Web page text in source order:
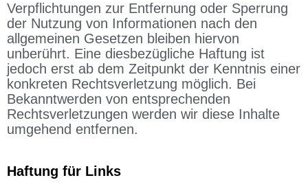
Verpflichtungen zur Entfernung oder Sperrung
der Nutzung von Informationen nach den
allgemeinen Gesetzen bleiben hiervon
unberührt. Eine diesbezügliche Haftung ist
jedoch erst ab dem Zeitpunkt der Kenntnis einer
konkreten Rechtsverletzung möglich. Bei
Bekanntwerden von entsprechenden
Rechtsverletzungen werden wir diese Inhalte
umgehend entfernen.
Haftung für Links